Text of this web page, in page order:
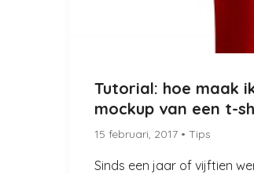
Tutorial: hoe maak
mockup van een t-
15 februari, 2017 • Tips
Sinds een jaar of vijftien